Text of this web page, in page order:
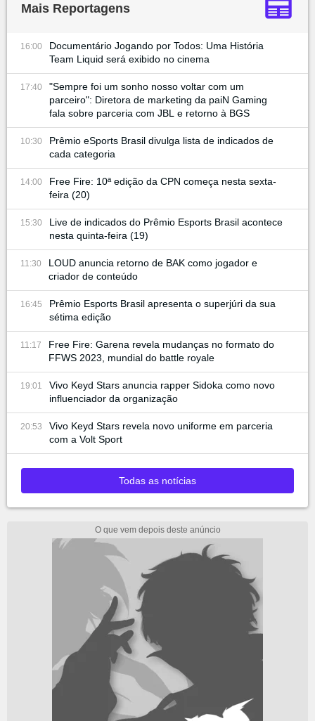
Mais Reportagens
16:00
Documentário Jogando por Todos: Uma História
Team Liquid será exibido no cinema
17:40
"Sempre foi um sonho nosso voltar com um
parceiro": Diretora de marketing da paiN Gaming
fala sobre parceria com JBL e retorno à BGS
10:30
Prêmio eSports Brasil divulga lista de indicados de
cada categoria
14:00
Free Fire: 10ª edição da CPN começa nesta sexta-
feira (20)
15:30
Live de indicados do Prêmio Esports Brasil acontece
nesta quinta-feira (19)
11:30
LOUD anuncia retorno de BAK como jogador e
criador de conteúdo
16:45
Prêmio Esports Brasil apresenta o superjúri da sua
sétima edição
11:17
Free Fire: Garena revela mudanças no formato do
FFWS 2023, mundial do battle royale
19:01
Vivo Keyd Stars anuncia rapper Sidoka como novo
influenciador da organização
20:53
Vivo Keyd Stars revela novo uniforme em parceria
com a Volt Sport
Todas as notícias